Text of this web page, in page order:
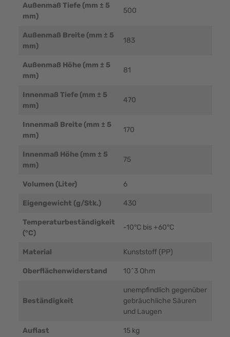
Außenmaß Tiefe (mm ± 5
mm)
500
Außenmaß Breite (mm ± 5
mm)
183
Außenmaß Höhe (mm ± 5
mm)
81
Innenmaß Tiefe (mm ± 5
mm)
470
Innenmaß Breite (mm ± 5
mm)
170
Innenmaß Höhe (mm ± 5
mm)
75
Volumen (Liter) 6
Eigengewicht (g/Stk.) 430
Temperaturbeständigkeit
(°C)
-10°C bis +60°C
Material Kunststoff (PP)
Oberflächenwiderstand 10^3 Ohm
Beständigkeit
unempfindlich gegenüber
gebräuchliche Säuren
und Laugen
Auflast 15 kg